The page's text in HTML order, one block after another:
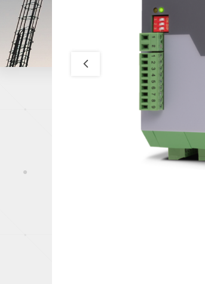
Capteurs de pression